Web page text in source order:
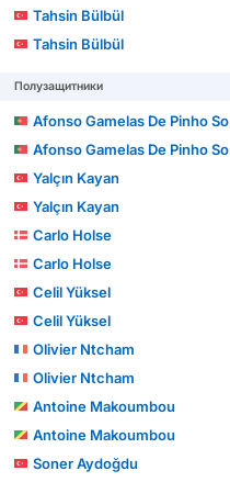
Tahsin Bülbül
Tahsin Bülbül
Полузащитники
Afonso Gamelas De Pinho Sousa
Afonso Gamelas De Pinho Sousa
Yalçın Kayan
Yalçın Kayan
Carlo Holse
Carlo Holse
Celil Yüksel
Celil Yüksel
Olivier Ntcham
Olivier Ntcham
Antoine Makoumbou
Antoine Makoumbou
Soner Aydoğdu